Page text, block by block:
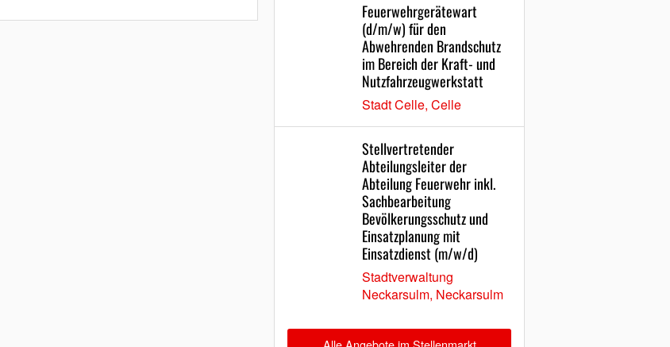
Feuerwehrgerätewart
(d/m/w) für den
Abwehrenden Brandschutz
im Bereich der Kraft- und
Nutzfahrzeugwerkstatt
Stadt Celle, Celle
Stellvertretender
Abteilungsleiter der
Abteilung Feuerwehr inkl.
Sachbearbeitung
Bevölkerungsschutz und
Einsatzplanung mit
Einsatzdienst (m/w/d)
Stadtverwaltung
Neckarsulm, Neckarsulm